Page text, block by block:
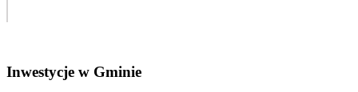
Inwestycje w Gminie